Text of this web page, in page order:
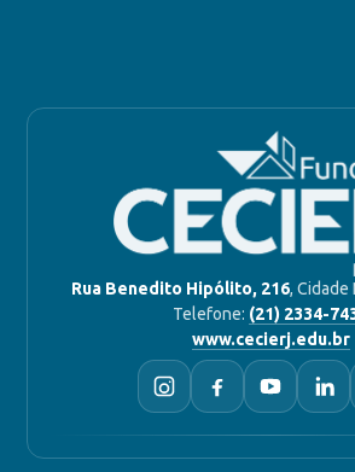
Rua Benedito Hipólito, 216, Cidade
Telefone: (21) 2334-
www.cecierj.edu.br